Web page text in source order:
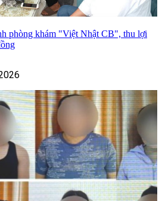
phòng khám "Việt Nhật CB", thu lợi